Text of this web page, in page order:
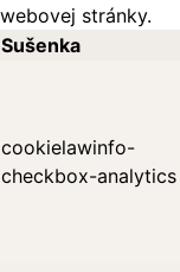
webovej stránky.
Sušenka
cookielawinfo-
checkbox-analytics